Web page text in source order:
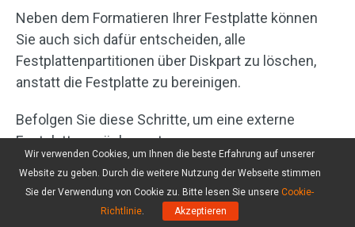
Neben dem Formatieren Ihrer Festplatte können
Sie auch sich dafür entscheiden, alle
Festplattenpartitionen über Diskpart zu löschen,
anstatt die Festplatte zu bereinigen.
Befolgen Sie diese Schritte, um eine externe
Festplatte zurückzusetzen:
Schritt 1. Öffnen Sie die Eingabeaufforderung mit
Administratorrechten.
Wir verwenden Cookies, um Ihnen die beste Erfahrung auf unserer
Website zu geben. Durch die weitere Nutzung der Webseite stimmen
Sie der Verwendung von Cookie zu. Bitte lesen Sie unsere Cookie-
Richtlinie. Akzeptieren